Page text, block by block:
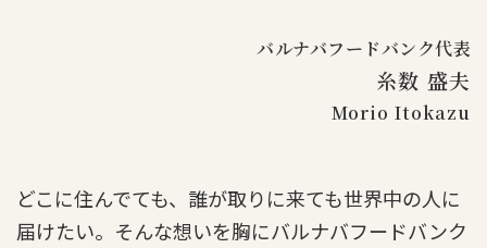
バルナバフードバンク代表
糸数 盛夫
Morio Itokazu
どこに住んでても、誰が取りに来ても世界中の人に
届けたい。そんな想いを胸にバルナバフードバンク